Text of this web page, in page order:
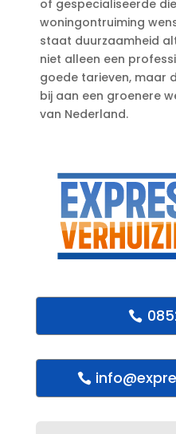
of gespecialiseerde
woningontruiming
staat duurzaamheid
niet alleen een
goede tarieven, maar
bij aan een groenere
van Nederland.​